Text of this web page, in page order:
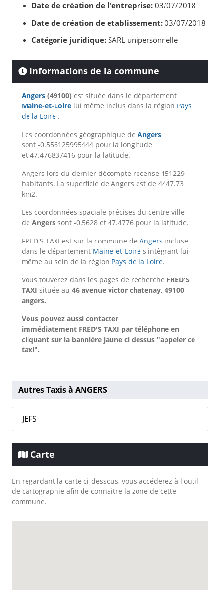
Date de création de l'entreprise: 03/07/2018
Date de création de etablissement: 03/07/2018
Catégorie juridique: SARL unipersonnelle
Informations de la commune
Angers (49100) est située dans le département
Maine-et-Loire lui même inclus dans la région Pays
de la Loire .
Les coordonnées géographique de Angers
sont -0.556125995444 pour la longitude
et 47.476837416 pour la latitude.
Angers lors du dernier décompte recense 151229
habitants. La superficie de Angers est de 4447.73
km2.
Les coordonnées spaciale précises du centre ville
de Angers sont -0.5628 et 47.4776 pour la latitude.
FRED'S TAXI est sur la commune de Angers incluse
dans le département Maine-et-Loire s'intègrant lui
même au sein de la région Pays de la Loire.
Vous touverez dans les pages de recherche FRED'S
TAXI située au 46 avenue victor chatenay, 49100
angers.
Vous pouvez aussi contacter
immédiatement FRED'S TAXI par téléphone en
cliquant sur la bannière jaune ci dessus "appeler ce
taxi".
Autres Taxis à ANGERS
JEFS
Carte
En regardant la carte ci-dessous, vous accéderez à l'outil
de cartographie afin de connaitre la zone de cette
commune.